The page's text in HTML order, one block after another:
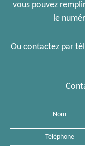
vous pouvez
le
Ou contactez par
Téléphone